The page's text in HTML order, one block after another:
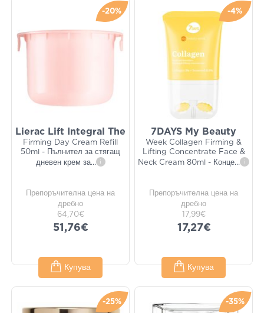
-20%
Lierac Lift Integral The
Firming Day Cream Refill
50ml - Пълнител за стягащ
дневен крем за... i
Препоръчителна цена на
дребно
64,70€
51,76€
Купува
-4%
7DAYS My Beauty
Week Collagen Firming &
Lifting Concentrate Face &
Neck Cream 80ml - Конце... i
Препоръчителна цена на
дребно
17,99€
17,27€
Купува
-25% -35%